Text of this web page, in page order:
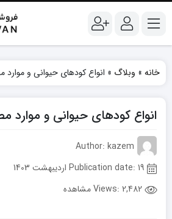
خانه » وبلاگ » انواع کودهای حیوانی و موارد
انواع کودهای حیوانی و موارد
Author: kazem
2,482 مشاهده